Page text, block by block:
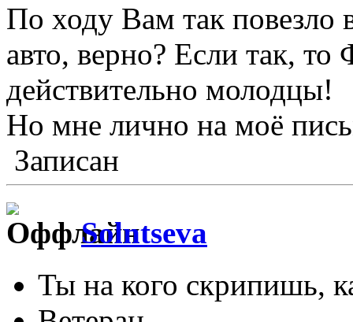
По ходу Вам так повезло
авто, верно? Если так, то
действительно молодцы!
Но мне лично на моё
Записан
Solntseva
Ты на кого скрипишь,